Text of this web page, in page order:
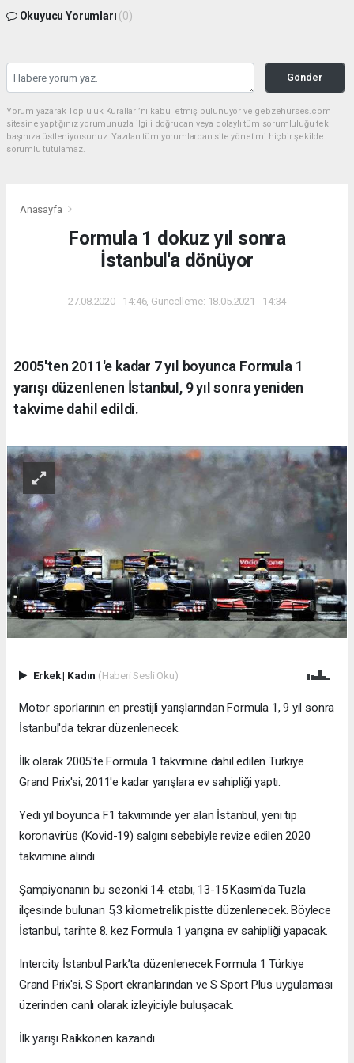
Okuyucu Yorumları (0)
Gönder
Yorum yazarak Topluluk Kuralları’nı kabul etmiş bulunuyor ve gebzehurses.com
sitesine yaptığınız yorumunuzla ilgili doğrudan veya dolaylı tüm sorumluluğu tek
başınıza üstleniyorsunuz. Yazılan tüm yorumlardan site yönetimi hiçbir şekilde
sorumlu tutulamaz.
Anasayfa
Formula 1 dokuz yıl sonra
İstanbul'a dönüyor
27.08.2020 - 14:46, Güncelleme: 18.05.2021 - 14:34
2005'ten 2011'e kadar 7 yıl boyunca Formula 1
yarışı düzenlenen İstanbul, 9 yıl sonra yeniden
takvime dahil edildi.
Erkek| Kadın (Haberi Sesli Oku)
Motor sporlarının en prestijli yarışlarından Formula 1, 9 yıl sonra
İstanbul'da tekrar düzenlenecek.
İlk olarak 2005'te Formula 1 takvimine dahil edilen Türkiye
Grand Prix'si, 2011'e kadar yarışlara ev sahipliği yaptı.
Yedi yıl boyunca F1 takviminde yer alan İstanbul, yeni tip
koronavirüs (Kovid-19) salgını sebebiyle revize edilen 2020
takvimine alındı.
Şampiyonanın bu sezonki 14. etabı, 13-15 Kasım'da Tuzla
ilçesinde bulunan 5,3 kilometrelik pistte düzenlenecek. Böylece
İstanbul, tarihte 8. kez Formula 1 yarışına ev sahipliği yapacak.
Intercity İstanbul Park’ta düzenlenecek Formula 1 Türkiye
Grand Prix'si, S Sport ekranlarından ve S Sport Plus uygulaması
üzerinden canlı olarak izleyiciyle buluşacak.
İlk yarışı Raikkonen kazandı